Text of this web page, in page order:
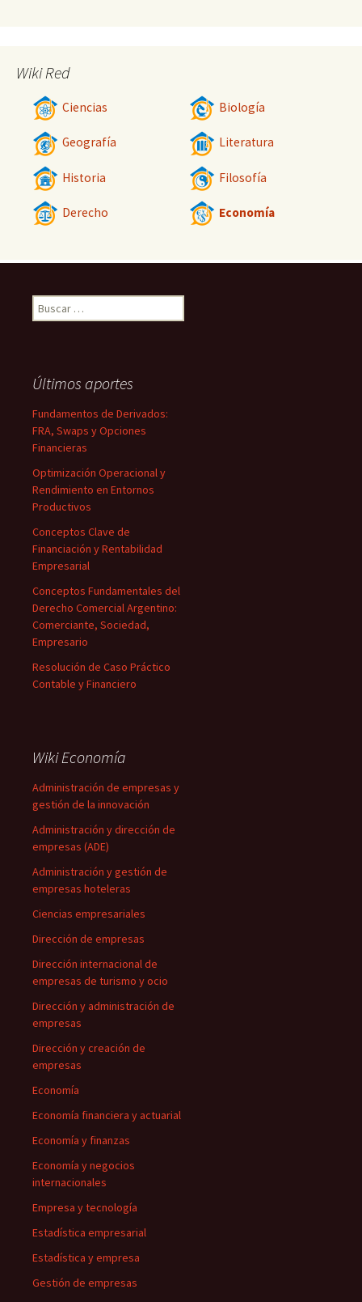
Wiki Red
Ciencias Biología
Geografía Literatura
Historia Filosofía
Derecho Economía
Buscar:
Últimos aportes
Fundamentos de Derivados:
FRA, Swaps y Opciones
Financieras
Optimización Operacional y
Rendimiento en Entornos
Productivos
Conceptos Clave de
Financiación y Rentabilidad
Empresarial
Conceptos Fundamentales del
Derecho Comercial Argentino:
Comerciante, Sociedad,
Empresario
Resolución de Caso Práctico
Contable y Financiero
Wiki Economía
Administración de empresas y
gestión de la innovación
Administración y dirección de
empresas (ADE)
Administración y gestión de
empresas hoteleras
Ciencias empresariales
Dirección de empresas
Dirección internacional de
empresas de turismo y ocio
Dirección y administración de
empresas
Dirección y creación de
empresas
Economía
Economía financiera y actuarial
Economía y finanzas
Economía y negocios
internacionales
Empresa y tecnología
Estadística empresarial
Estadística y empresa
Gestión de empresas